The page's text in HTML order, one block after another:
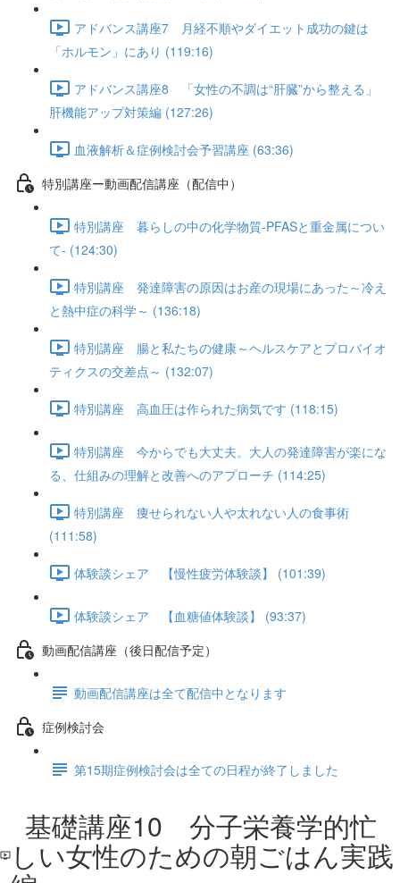
アドバンス講座7 月経不順やダイエット成功の鍵は
「ホルモン」にあり (119:16)
アドバンス講座8 「女性の不調は“肝臓”から整える」
肝機能アップ対策編 (127:26)
血液解析＆症例検討会予習講座 (63:36)
特別講座ー動画配信講座（配信中）
特別講座 暮らしの中の化学物質-PFASと重金属につい
て- (124:30)
特別講座 発達障害の原因はお産の現場にあった～冷え
と熱中症の科学～ (136:18)
特別講座 腸と私たちの健康～ヘルスケアとプロバイオ
ティクスの交差点～ (132:07)
特別講座 高血圧は作られた病気です (118:15)
特別講座 今からでも大丈夫。大人の発達障害が楽にな
る、仕組みの理解と改善へのアプローチ (114:25)
特別講座 痩せられない人や太れない人の食事術
(111:58)
体験談シェア 【慢性疲労体験談】 (101:39)
体験談シェア 【血糖値体験談】 (93:37)
動画配信講座（後日配信予定）
動画配信講座は全て配信中となります
症例検討会
第15期症例検討会は全ての日程が終了しました
基礎講座10 分子栄養学的忙
しい女性のための朝ごはん実践